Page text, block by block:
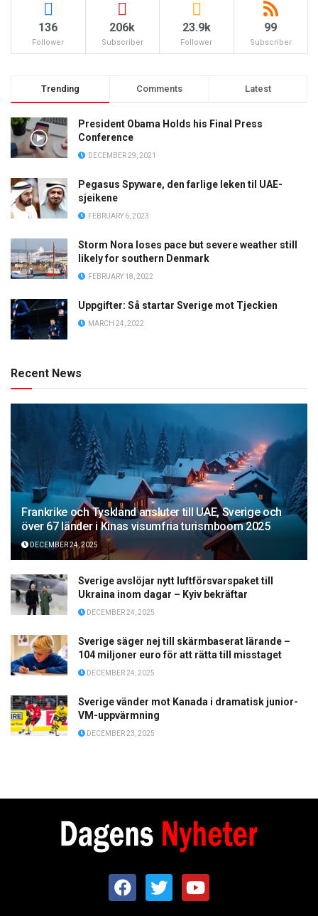
136
Follower
206k
Subscriber
23.9k
Follower
99
Subscriber
Trending Comments Latest
President Obama Holds his Final Press
Conference
DECEMBER 29, 2021
Pegasus Spyware, den farlige leken til UAE-
sjeikene
FEBRUARY 6, 2023
Storm Nora loses pace but severe weather still
likely for southern Denmark
FEBRUARY 18, 2022
Uppgifter: Så startar Sverige mot Tjeckien
MARCH 24, 2022
Recent News
Frankrike och Tyskland ansluter till UAE, Sverige och
över 67 länder i Kinas visumfria turismboom 2025
DECEMBER 24, 2025
Sverige avslöjar nytt luftförsvarspaket till
Ukraina inom dagar – Kyiv bekräftar
DECEMBER 24, 2025
Sverige säger nej till skärmbaserat lärande –
104 miljoner euro för att rätta till misstaget
DECEMBER 24, 2025
Sverige vänder mot Kanada i dramatisk junior-
VM-uppvärmning
DECEMBER 23, 2025